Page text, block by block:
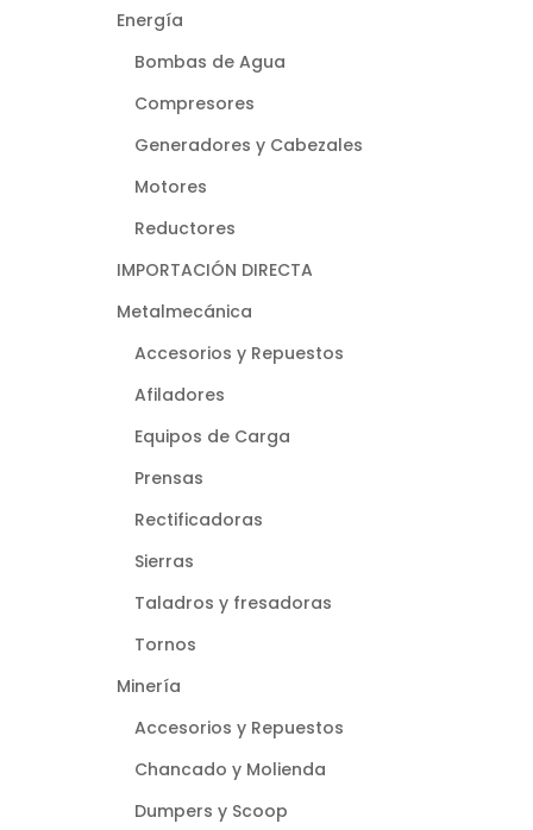
Energía
Bombas de Agua
Compresores
Generadores y Cabezales
Motores
Reductores
IMPORTACIÓN DIRECTA
Metalmecánica
Accesorios y Repuestos
Afiladores
Equipos de Carga
Prensas
Rectificadoras
Sierras
Taladros y fresadoras
Tornos
Minería
Accesorios y Repuestos
Chancado y Molienda
Dumpers y Scoop